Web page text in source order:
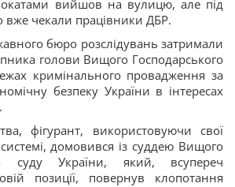
вийшов на вулицю, але під
вже чекали працівники ДБР.
бюро розслідувань затримали
голови Вищого Господарського
кримінального провадження за
безпеку України в інтересах
фігурант, використовуючи свої
системі, домовився із суддею Вищого
суду України, який, всупереч
позиції, повернув клопотання